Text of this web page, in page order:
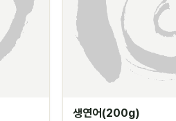
생연어(200g)